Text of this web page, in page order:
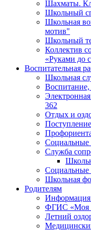
Шахматы.
Школьный
Школьная
мотив"
Школьный
Коллектив
«Руками до
Воспитательная
Школьная
Воспитание,
362
Отдых и
Социальные
Служба
Социальные
Школьная
Родителям
Информация
ФГИС «Моя
Летний